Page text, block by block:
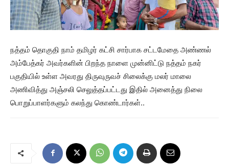
நத்தம் தொகுதி நாம் தமிழர் கட்சி சார்பாக சட்டமேதை அண்ணல்
அம்பேத்கர் அவர்களின் பிறந்த நாளை முன்னிட்டு நத்தம் நகர்
பகுதியில் உள்ள அவரது திருவுருவச் சிலைக்கு மலர் மாலை
அணிவித்து அஞ்சலி செலுத்தப்பட்டது இதில் அனைத்து நிலை
பொறுப்பாளர்களும் கலந்து கொண்டார்கள்..